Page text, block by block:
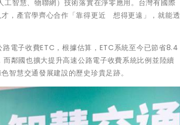
智慧、物聯網）技術落實在淨零應用。台灣有國際
，產官學齊心合作「靠得更近 想得更遠」，就能透
電子收費ETC，根據估算，ETC系統至今已節省8.4
鄰國也擴大提升高速公路電子收費系統比例並陸續
智慧交通發展建設的歷史珍貴足跡。